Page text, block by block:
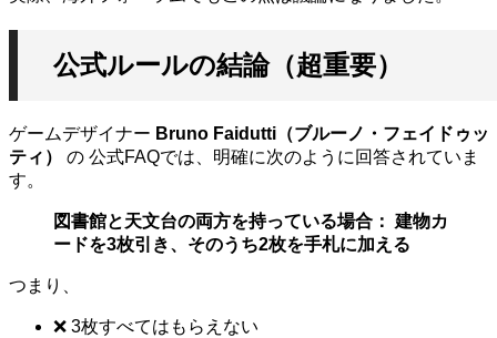
公式ルールの結論（超重要）
ゲームデザイナー Bruno Faidutti（ブルーノ・フェイドゥッ
ティ）
の 公式FAQでは、明確に次のように回答されていま
す。
図書館と天文台の両方を持っている場合： 建物カ
ードを3枚引き、そのうち2枚を手札に加える
つまり、
❌ 3枚すべてはもらえない